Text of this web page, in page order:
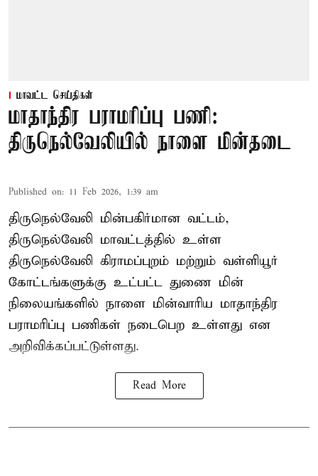
மாவட்ட செய்திகள்
மாதாந்திர பராமரிப்பு பணி:
திருநெல்வேலியில் நாளை மின்தடை
Published on: 11 Feb 2026, 1:39 am
திருநெல்வேலி மின்பகிர்மான வட்டம்,
திருநெல்வேலி மாவட்டத்தில் உள்ள
திருநெல்வேலி கிராமப்புறம் மற்றும் வள்ளியூர்
கோட்டங்களுக்கு உட்பட்ட துணை மின்
நிலையங்களில் நாளை மின்வாரிய மாதாந்திர
பராமரிப்பு பணிகள் நடைபெற உள்ளது என
அறிவிக்கப்பட்டுள்ளது.
Read More